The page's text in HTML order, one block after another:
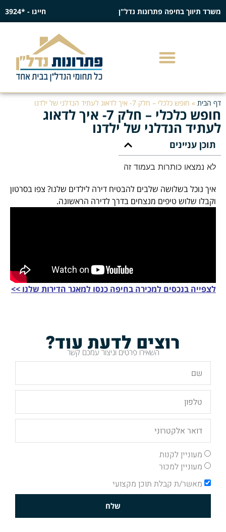
משרד תיווך בחיפה פתרונות נדל"ן חייגו - *3924
דף הבית » חופש כלכלי – חלק 7- איך לדאוג לעתיד הנדלני של ילדנו
חופש כלכלי – חלק 7- איך לדאוג
לעתיד הנדלני של ילדנו
תוכן עניינים
לא נמצאו כותרות בעמוד זה
איך נוכל בשלושה שלבים להבטיח דירה לילדים שלנו? צפו בסרטון
וקבלו שלוש טיפים מנצחים בדרך לדירה הראשונה.
לצפייה בנכסים למכירה בחיפה כנסו למאגר הדירות שלנו >>
רוצים לדעת עוד?
השאירו פרטים וניצור עמכם קשר
מעוניין לקנות
מעוניין למכור
מאשר/ת קבלת תוכן מקצועי
שלח